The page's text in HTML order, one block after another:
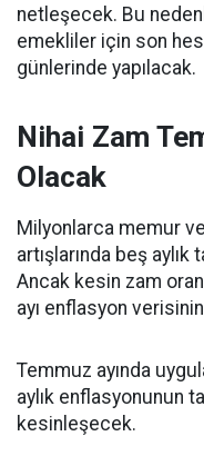
netleşecek. Bu
emekliler için son
günlerinde yapılacak.
Nihai Zam
Olacak
Milyonlarca memur
artışlarında beş
Ancak kesin zam
ayı enflasyon
Temmuz ayında
aylık enflasyonunun
kesinleşecek.